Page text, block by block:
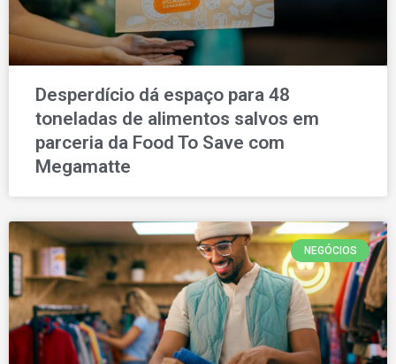
Desperdício dá espaço para 48
toneladas de alimentos salvos em
parceria da Food To Save com
Megamatte
NEGÓCIOS